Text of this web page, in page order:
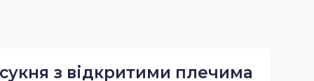
з відкритими плечима